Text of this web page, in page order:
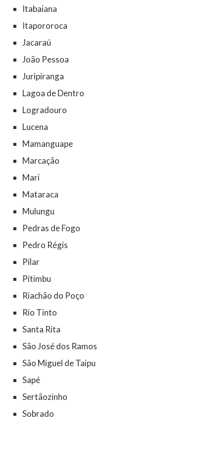
Itabaiana
Itapororoca
Jacaraú
João Pessoa
Juripiranga
Lagoa de Dentro
Logradouro
Lucena
Mamanguape
Marcação
Mari
Mataraca
Mulungu
Pedras de Fogo
Pedro Régis
Pilar
Pitimbu
Riachão do Poço
Rio Tinto
Santa Rita
São José dos Ramos
São Miguel de Taipu
Sapé
Sertãozinho
Sobrado